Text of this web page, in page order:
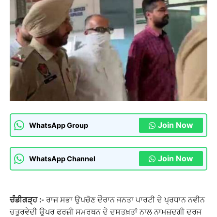
WhatsApp Group Join Now
WhatsApp Channel Join Now
ਚੰਡੀਗੜ੍ਹ :- ਰਾਜ ਸਭਾ ਉਪਚੋਣ ਦੌਰਾਨ ਜਨਤਾ ਪਾਰਟੀ ਦੇ ਪ੍ਰਧਾਨ ਨਵੀਨ
ਚਤੁਰਵੇਦੀ ਉਪਰ ਫਰਜ਼ੀ ਸਮਰਥਨ ਦੇ ਦਸਤਖ਼ਤਾਂ ਨਾਲ ਨਾਮਜ਼ਦਗੀ ਦਰਜ